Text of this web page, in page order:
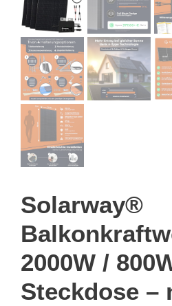
Solarway®
2000W /
Steckdose –